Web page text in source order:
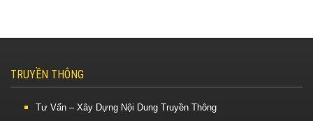
TRUYỀN THÔNG
Tư Vấn – Xây Dựng Nội Dung Truyền Thông